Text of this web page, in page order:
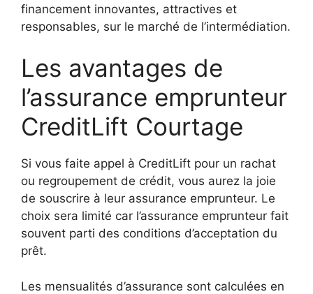
financement innovantes, attractives et
responsables, sur le marché de l’intermédiation.
Les avantages de
l’assurance emprunteur
CreditLift Courtage
Si vous faite appel à CreditLift pour un rachat
ou regroupement de crédit, vous aurez la joie
de souscrire à leur assurance emprunteur. Le
choix sera limité car l’assurance emprunteur fait
souvent parti des conditions d’acceptation du
prêt.
Les mensualités d’assurance sont calculées en